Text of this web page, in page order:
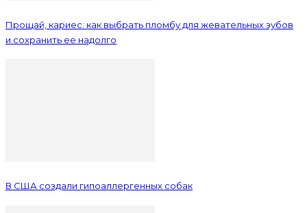
Прощай, кариес: как выбрать пломбу для жевательных зубов
и сохранить ее надолго
В США создали гипоаллергенных собак